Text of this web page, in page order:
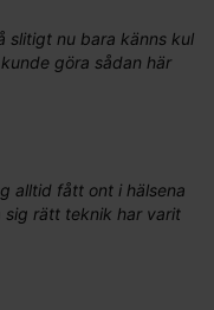
slitigt nu bara känns kul
göra sådan här
alltid fått ont i hälsena
sig rätt teknik har varit